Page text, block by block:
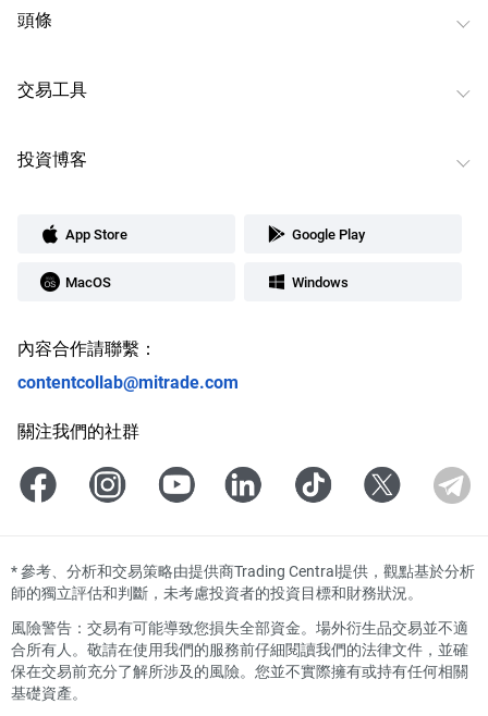
頭條
交易工具
投資博客
App Store Google Play
MacOS Windows
內容合作請聯繫：
contentcollab@mitrade.com
關注我們的社群
*參考、分析和交易策略由提供商Trading Central提供，觀點基於分析
師的獨立評估和判斷，未考慮投資者的投資目標和財務狀況。
風險警告：交易有可能導致您損失全部資金。場外衍生品交易並不適
合所有人。敬請在使用我們的服務前仔細閱讀我們的法律文件，並確
保在交易前充分了解所涉及的風險。您並不實際擁有或持有任何相關
基礎資產。